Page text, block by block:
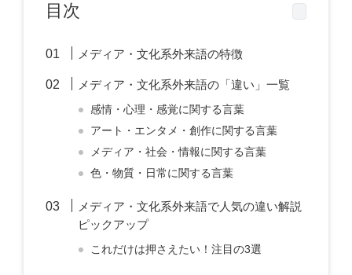
目次
メディア・文化系外来語の特徴
メディア・文化系外来語の「違い」一覧
感情・心理・感覚に関する言葉
アート・エンタメ・創作に関する言葉
メディア・社会・情報に関する言葉
色・物質・日常に関する言葉
メディア・文化系外来語で人気の違い解説
ピックアップ
これだけは押さえたい！注目の3選